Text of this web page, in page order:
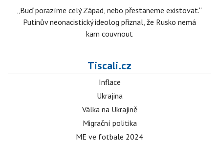
„Buď porazíme celý Západ, nebo přestaneme existovat.“
Putinův neonacistický ideolog přiznal, že Rusko nemá
kam couvnout
Tiscali.cz
Inflace
Ukrajina
Válka na Ukrajině
Migrační politika
ME ve fotbale 2024